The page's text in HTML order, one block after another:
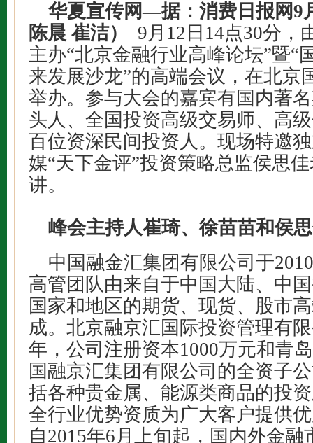
华夏宣传网—据： 消费日报网9
陈晨 崔洁）
9月12日14点30分，
主办“北京金融行业高峰论坛”暨“
来发展沙龙”的高端会议，在北京
举办。参与大会的嘉宾有国内著
头人、全国投资高级交易师、高
百位资深民间投资人。现场特邀
媒“天下金评”投资策略总监侯思
讲。
峰会主持人崔琦、徐苗苗和侯
中国融金汇集团有限公司于
高管团队由来自于中国大陆、中
国家和地区的期货、现货、股市
成。北京融京汇国际投资管理有
年，公司注册资本1000万元和青
国融京汇集团有限公司的全资子
括各种贵金属、能源类商品的投
全行业优势资质为广大客户提供
自2015年6月上旬起，国内外金